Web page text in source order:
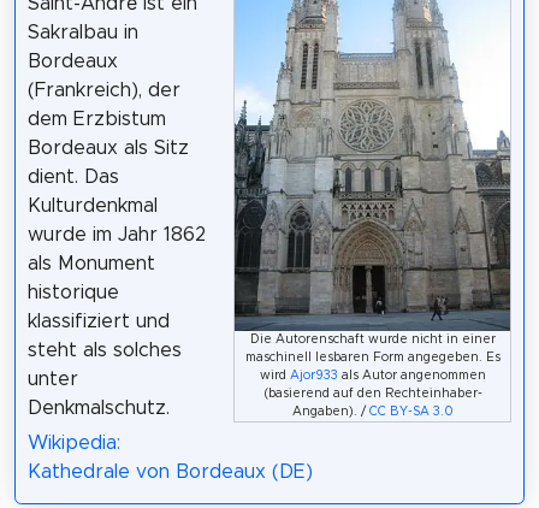
Die Autorenschaft wurde nicht in einer
maschinell lesbaren Form angegeben. Es
wird Ajor933 als Autor angenommen
(basierend auf den Rechteinhaber-
Angaben). / CC BY-SA 3.0
Sakralbau in
Bordeaux
(Frankreich), der
dem Erzbistum
Bordeaux als Sitz
dient. Das
Kulturdenkmal
wurde im Jahr 1862
als Monument
historique
klassifiziert und
steht als solches
unter
Denkmalschutz.
Wikipedia:
Kathedrale von Bordeaux (DE)